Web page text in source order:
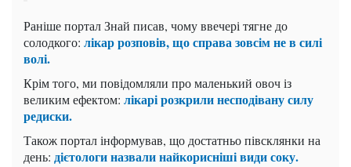
Раніше портал Знай писав, чому ввечері тягне до
солодкого: лікар розповів, що справа зовсім не в силі
волі.
Крім того, ми повідомляли про маленький овоч із
великим ефектом: лікарі розкрили несподівану силу
редиски.
Також портал інформував, що достатньо півсклянки на
день: дієтологи назвали найкорисніші види соку.